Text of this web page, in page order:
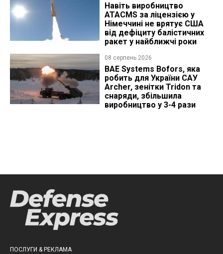
Навіть виробництво
ATACMS за ліцензією у
Німеччині не врятує США
від дефіциту балістичних
ракет у найближчі роки
08 серпень 2026
BAE Systems Bofors, яка
робить для України САУ
Archer, зенітки Tridon та
снаряди, збільшила
виробництво у 3-4 рази
ПОСЛУГИ & РЕКЛАМА